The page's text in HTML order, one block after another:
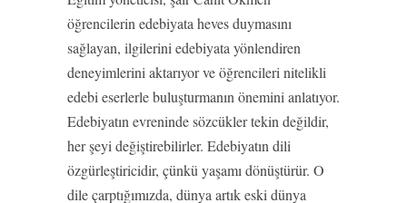
öğrencilerin edebiyata heves duymasını
sağlayan, ilgilerini edebiyata yönlendiren
deneyimlerini aktarıyor ve öğrencileri nitelikli
edebi eserlerle buluşturmanın önemini anlatıyor.
Edebiyatın evreninde sözcükler tekin değildir,
her şeyi değiştirebilirler. Edebiyatın dili
özgürleştiricidir, çünkü yaşamı dönüştürür. O
dile çarptığımızda, dünya artık eski dünya